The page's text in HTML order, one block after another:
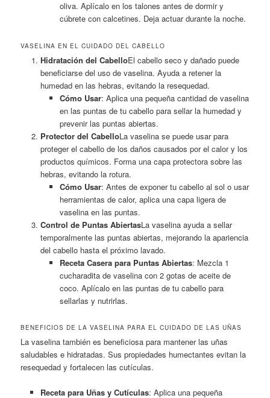
oliva. Aplícalo en los talones antes de dormir y
cúbrete con calcetines. Deja actuar durante la noche.
VASELINA EN EL CUIDADO DEL CABELLO
Hidratación del CabelloEl cabello seco y dañado puede
beneficiarse del uso de vaselina. Ayuda a retener la
humedad en las hebras, evitando la resequedad.
Cómo Usar: Aplica una pequeña cantidad de vaselina
en las puntas de tu cabello para sellar la humedad y
prevenir las puntas abiertas.
Protector del CabelloLa vaselina se puede usar para
proteger el cabello de los daños causados por el calor y los
productos químicos. Forma una capa protectora sobre las
hebras, evitando la rotura.
Cómo Usar: Antes de exponer tu cabello al sol o usar
herramientas de calor, aplica una capa ligera de
vaselina en las puntas.
Control de Puntas AbiertasLa vaselina ayuda a sellar
temporalmente las puntas abiertas, mejorando la apariencia
del cabello hasta el próximo lavado.
Receta Casera para Puntas Abiertas: Mezcla 1
cucharadita de vaselina con 2 gotas de aceite de
coco. Aplícalo en las puntas de tu cabello para
sellarlas y nutrirlas.
BENEFICIOS DE LA VASELINA PARA EL CUIDADO DE LAS UÑAS
La vaselina también es beneficiosa para mantener las uñas
saludables e hidratadas. Sus propiedades humectantes evitan la
resequedad y fortalecen las cutículas.
Receta para Uñas y Cutículas: Aplica una pequeña